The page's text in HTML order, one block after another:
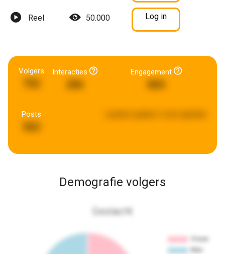
Reel 50.000 Log in
Volgers Interacties
206
Engagement
804
Posts
562
Demografie volgers
Geslacht